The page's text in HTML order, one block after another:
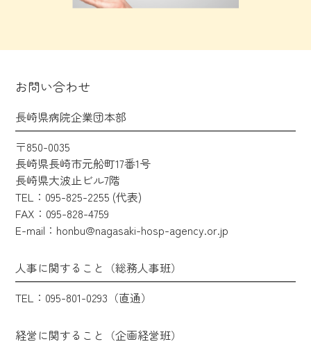
お問い合わせ
長崎県病院企業団本部
〒850-0035
長崎県長崎市元船町17番1号
長崎県大波止ビル7階
TEL：095-825-2255 (代表)
FAX：095-828-4759
E-mail：honbu@nagasaki-hosp-agency.or.jp
人事に関すること（総務人事班）
TEL：095-801-0293（直通）
経営に関すること（企画経営班）